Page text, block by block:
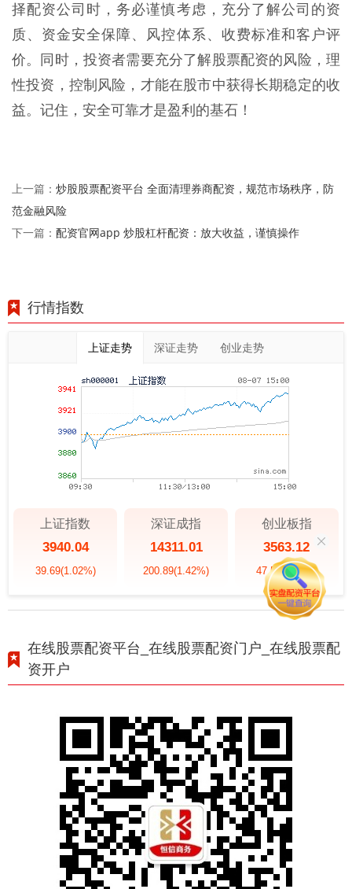
择配资公司时，务必谨慎考虑，充分了解公司的资
质、资金安全保障、风控体系、收费标准和客户评
价。同时，投资者需要充分了解股票配资的风险，理
性投资，控制风险，才能在股市中获得长期稳定的收
益。记住，安全可靠才是盈利的基石！
上一篇： 炒股股票配资平台 全面清理券商配资，规范市场秩序，防
范金融风险
下一篇： 配资官网app 炒股杠杆配资：放大收益，谨慎操作
行情指数
上证走势 深证走势 创业走势
上证指数
3940.04
39.69(1.02%)
深证成指
14311.01
200.89(1.42%)
创业板指
3563.12
47.56(1.35%)
在线股票配资平台_在线股票配资门户_在线股票配
资开户